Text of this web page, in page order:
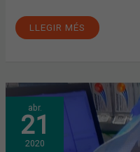
LLEGIR MÉS
abr.
21
2020
EL
CONSELL
DE
COL·LEGIS
FARMACÈUTICS
DE